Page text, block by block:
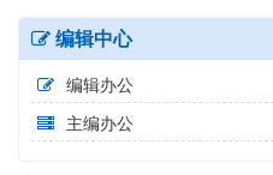
编辑中心
编辑办公
主编办公